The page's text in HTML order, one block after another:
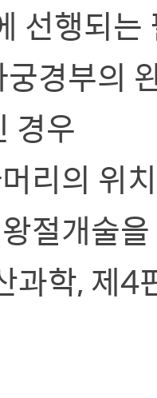
선행되는
경부의
경우
리의 위
절개술
과학, 제